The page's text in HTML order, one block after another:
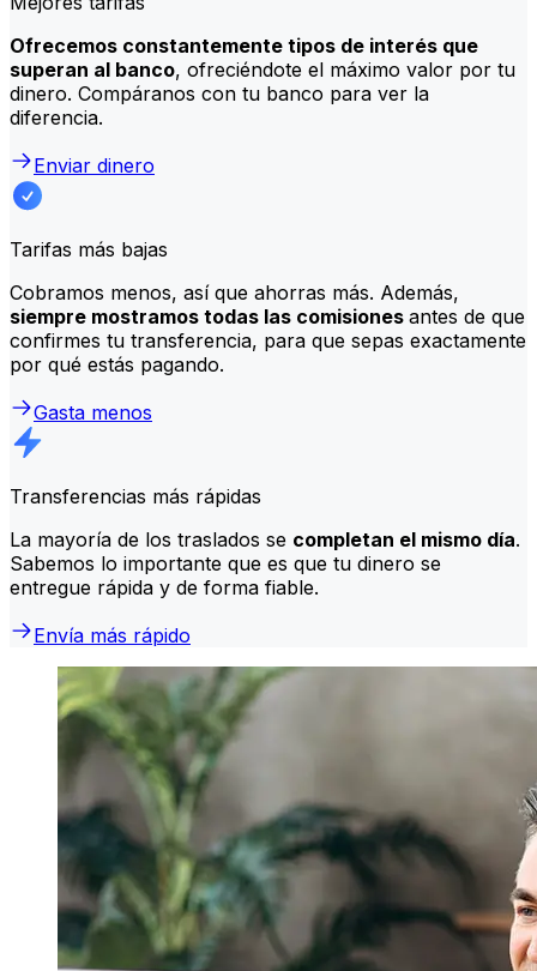
Ofrecemos constantemente tipos de interés que
superan al banco, ofreciéndote el máximo valor por tu
dinero. Compáranos con tu banco para ver la
diferencia.
Enviar dinero
Tarifas más bajas
Cobramos menos, así que ahorras más. Además,
siempre mostramos todas las comisiones antes de que
confirmes tu transferencia, para que sepas exactamente
por qué estás pagando.
Gasta menos
Transferencias más rápidas
La mayoría de los traslados se completan el mismo día.
Sabemos lo importante que es que tu dinero se
entregue rápida y de forma fiable.
Envía más rápido